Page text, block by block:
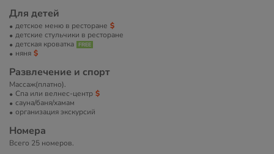
Для детей
детское меню в ресторане
детские стульчики в ресторане
детская кроватка
няня
Развлечение и спорт
Массаж(платно).
Спа или велнес-центр
сауна/баня/хамам
организация экскурсий
Номера
Всего 25 номеров.